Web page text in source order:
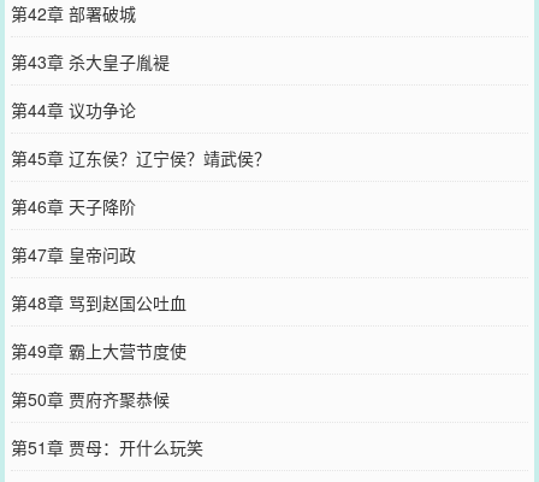
第42章 部署破城
第43章 杀大皇子胤褆
第44章 议功争论
第45章 辽东侯？辽宁侯？靖武侯？
第46章 天子降阶
第47章 皇帝问政
第48章 骂到赵国公吐血
第49章 霸上大营节度使
第50章 贾府齐聚恭候
第51章 贾母：开什么玩笑